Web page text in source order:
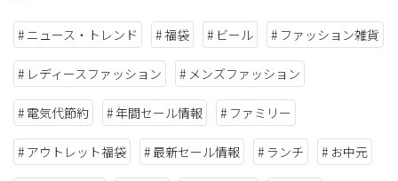
ニュース・トレンド 福袋 ビール ファッション雑貨
レディースファッション メンズファッション
電気代節約 年間セール情報 ファミリー
アウトレット福袋 最新セール情報 ランチ お中元